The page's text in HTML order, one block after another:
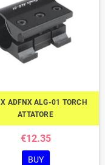
ADFNX ALG-01 TORCH
ATTATORE
€12.35
BUY